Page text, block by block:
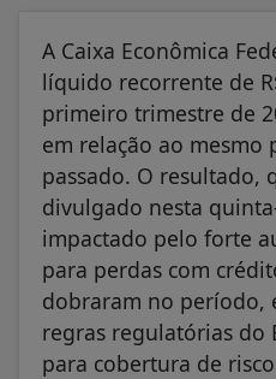
A Caixa Econômica
líquido recorrente de
primeiro trimestre de
em relação ao mesmo
passado. O resultado,
divulgado nesta
impactado pelo forte
para perdas com
dobraram no período,
regras regulatórias do
para cobertura de